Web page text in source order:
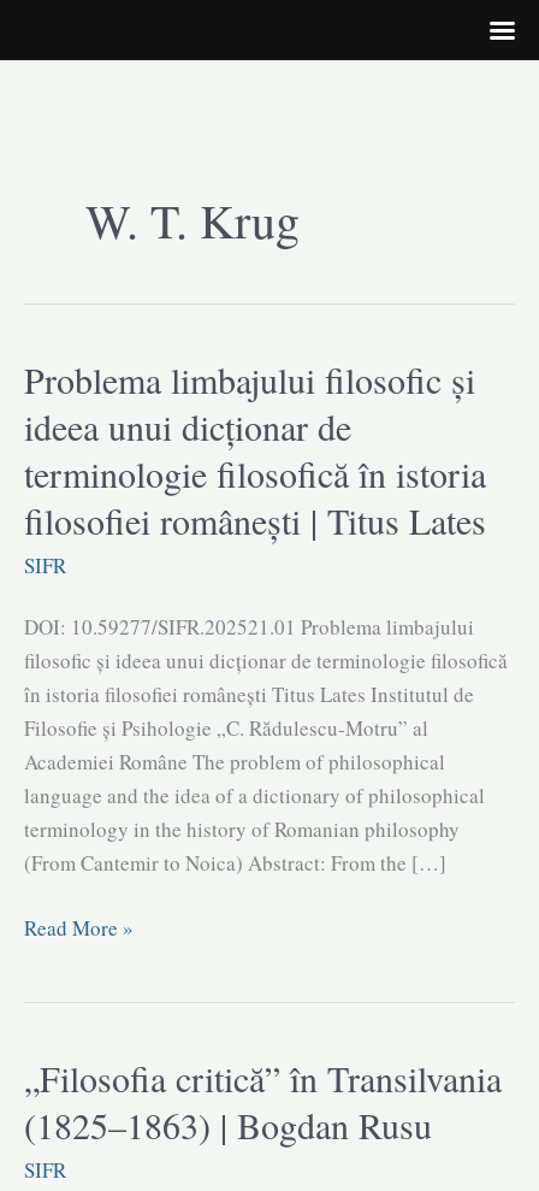
W. T. Krug
Problema limbajului filosofic și
ideea unui dicționar de
terminologie filosofică în istoria
filosofiei românești | Titus Lates
SIFR
DOI: 10.59277/SIFR.202521.01 Problema limbajului
filosofic și ideea unui dicționar de terminologie filosofică
în istoria filosofiei românești Titus Lates Institutul de
Filosofie și Psihologie „C. Rădulescu-Motru” al
Academiei Române The problem of philosophical
language and the idea of a dictionary of philosophical
terminology in the history of Romanian philosophy
(From Cantemir to Noica) Abstract: From the […]
Problema
unui
dicționar
de
Read More »
„Filosofia critică” în Transilvania
(1825–1863) | Bogdan Rusu
SIFR